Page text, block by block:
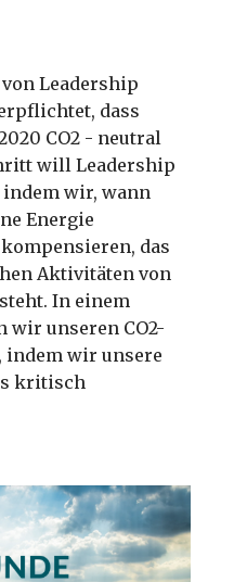
Leadership
dass
CO2 - neutral
will Leadership
wir, wann
Energie
das
Aktivitäten von
In einem
wir unseren CO2-
indem wir unsere
kritisch